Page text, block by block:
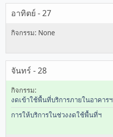
อาทิตย์ - 27
จันทร์ - 28
งดเข้าใช้พื้นที่บริการภายในอาคารฯ
การให้บริการในช่วงงดใช้พื้นที่ฯ